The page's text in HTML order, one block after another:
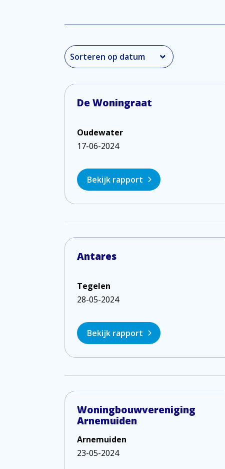
De Woningraat
Oudewater
17-06-2024
Bekijk rapport
Antares
Tegelen
28-05-2024
Bekijk rapport
Woningbouwvereniging
Arnemuiden
Arnemuiden
23-05-2024